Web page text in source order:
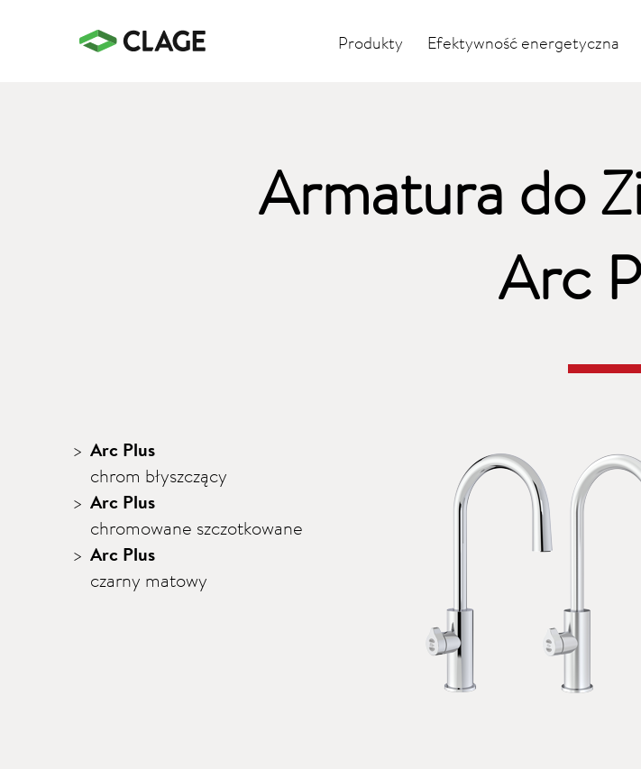
Produkty Efektywność energetyczna
Armatura do
Arc
Arc Plus
chrom błyszczący
Arc Plus
chromowane szczotkowane
Arc Plus
czarny matowy